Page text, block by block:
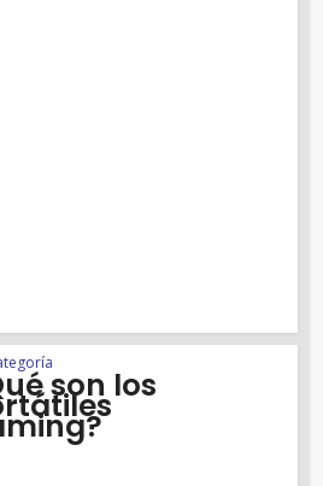
son los